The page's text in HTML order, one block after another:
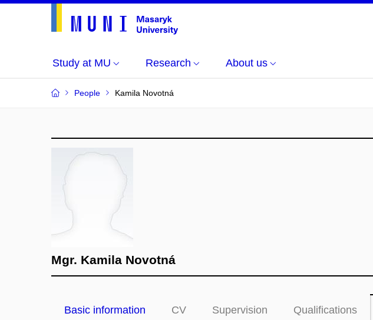
Study at MU Research About us
People Kamila Novotná
Mgr. Kamila Novotná
Basic information CV Supervision Qualifications